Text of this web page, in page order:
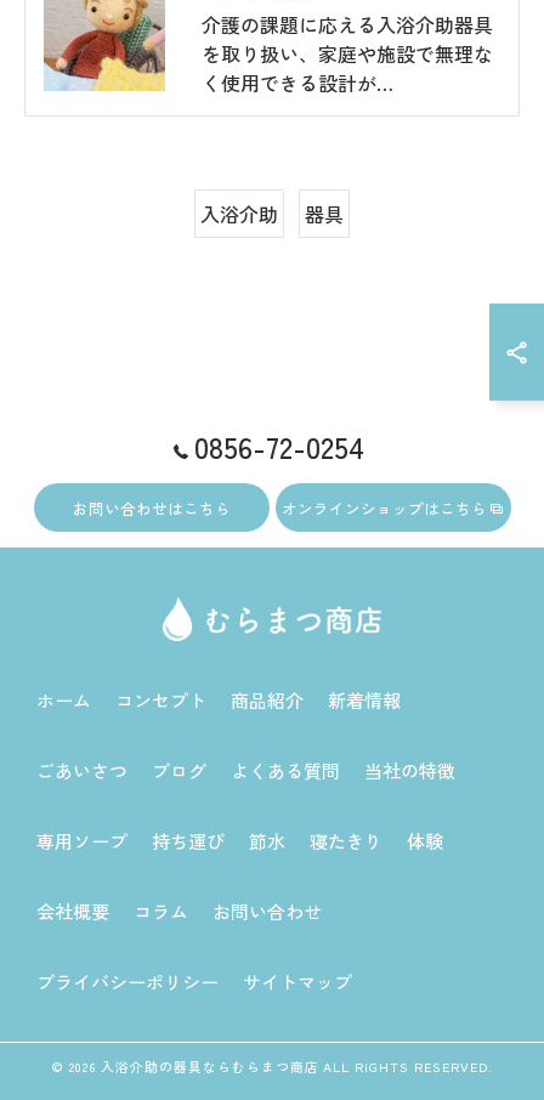
介護の課題に応える入浴介助器具
を取り扱い、家庭や施設で無理な
く使用できる設計が…
入浴介助 器具
0856-72-0254
お問い合わせはこちら オンラインショップはこちら
ホーム コンセプト 商品紹介 新着情報
ごあいさつ ブログ よくある質問 当社の特徴
専用ソープ 持ち運び 節水 寝たきり 体験
会社概要 コラム お問い合わせ
プライバシーポリシー サイトマップ
© 2026 入浴介助の器具ならむらまつ商店 ALL RIGHTS RESERVED.